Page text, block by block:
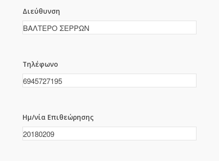
Διεύθυνση
Τηλέφωνο
Ημ/νία Επιθεώρησης